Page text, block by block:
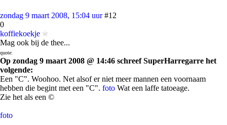
zondag 9 maart 2008, 15:04 uur #12
0
koffiekoekje
Mag ook bij de thee...
quote:
Op zondag 9 maart 2008 @ 14:46 schreef SuperHarregarre het
volgende:
Een "C". Woohoo. Net alsof er niet meer mannen een voornaam
hebben die begint met een "C". foto Wat een laffe tatoeage.
Zie het als een ©
foto